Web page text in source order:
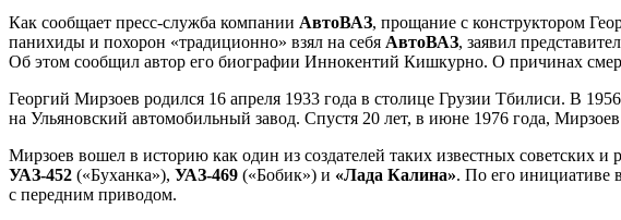
Как сообщает пресс-служба компании АвтоВАЗ, прощание с конструктором
панихиды и похорон «традиционно» взял на себя АвтоВАЗ, заявил
Об этом сообщил автор его биографии Иннокентий Кишкурно. О причинах
Георгий Мирзоев родился 16 апреля 1933 года в столице Грузии Тбилиси. В
на Ульяновский автомобильный завод. Спустя 20 лет, в июне 1976 года,
Мирзоев вошел в историю как один из создателей таких известных советских и
УАЗ-452 («Буханка»), УАЗ-469 («Бобик») и «Лада Калина». По его инициативе
с передним приводом.